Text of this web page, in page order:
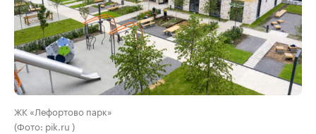
ЖК «Лефортово парк»
(Фото: pik.ru )